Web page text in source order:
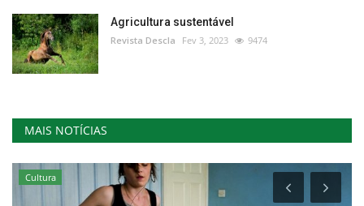
Agricultura sustentável
Revista Descla Fev 3, 2023 9474
MAIS NOTÍCIAS
Cultura